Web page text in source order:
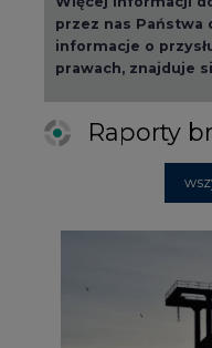
przez nas Państwa
informacje o
prawach, znajduje
Raporty